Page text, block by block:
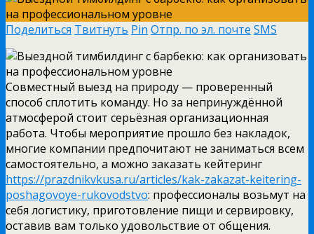
Поделиться Твитнуть Pin Отпр. по эл. почте SMS
Совместный выезд на природу — проверенный
способ сплотить команду. Но за непринуждённой
атмосферой стоит серьёзная организационная
работа. Чтобы мероприятие прошло без накладок,
многие компании предпочитают не заниматься всем
самостоятельно, а можно заказать кейтеринг
https://prazdnikvkusa.ru/articles/kak-zakazat-keitering-
poshagovoye-rukovodstvo: профессионалы возьмут на
себя логистику, приготовление пищи и сервировку,
оставив вам только удовольствие от общения.